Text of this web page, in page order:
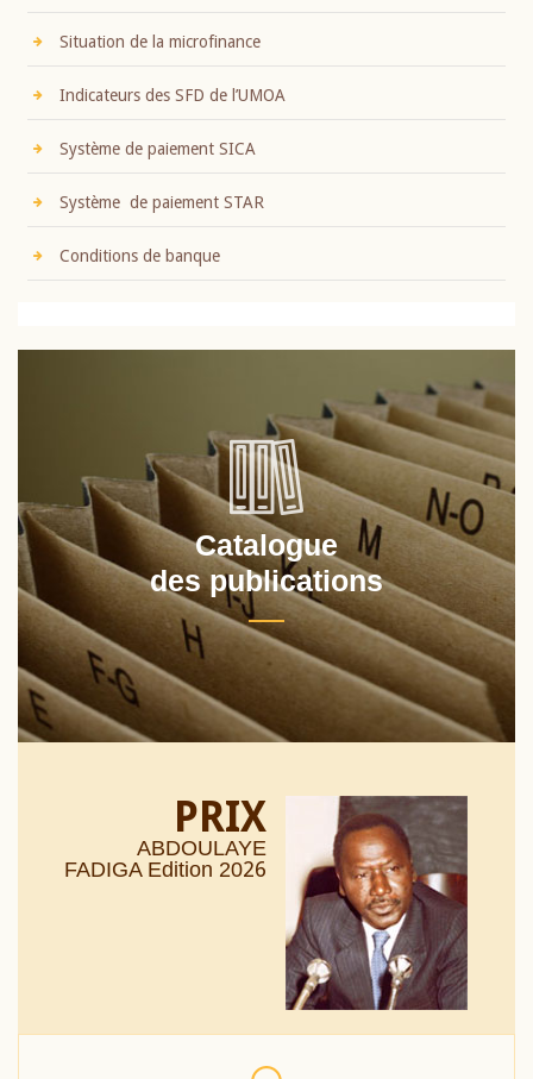
Situation de la microfinance
Indicateurs des SFD de l’UMOA
Système de paiement SICA
Système de paiement STAR
Conditions de banque
Catalogue
des publications
PRIX
ABDOULAYE
FADIGA Edition 2026